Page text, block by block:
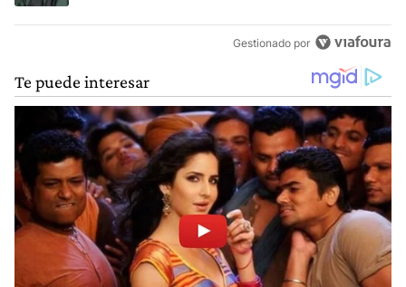
Gestionado por